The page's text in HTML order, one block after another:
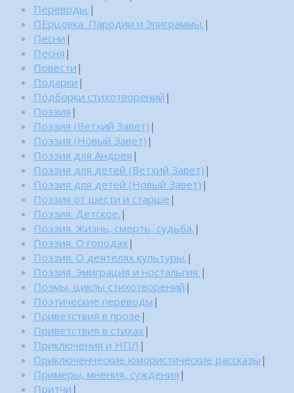
Переводы. |
ПЕрцовка. Пародии и Эпиграммы. |
Песни |
Песня |
Повести |
Подарки |
Подборки стихотворений |
Поэзия |
Поэзия (Ветхий Завет) |
Поэзия (Новый Завет) |
Поэзия для Андрея |
Поэзия для детей (Ветхий Завет) |
Поэзия для детей (Новый Завет) |
Поэзия от шести и старше |
Поэзия. Детское. |
Поэзия. Жизнь, смерть, судьба. |
Поэзия. О городах |
Поэзия. О деятелях культуры. |
Поэзия. Эмиграция и ностальгия. |
Поэмы, циклы стихотворений |
Поэтические переводы |
Приветствия в прозе |
Приветствия в стихах |
Приключения и НПЛ |
Приключенческие юмористические рассказы |
Примеры, мнения, суждения |
Притчи |